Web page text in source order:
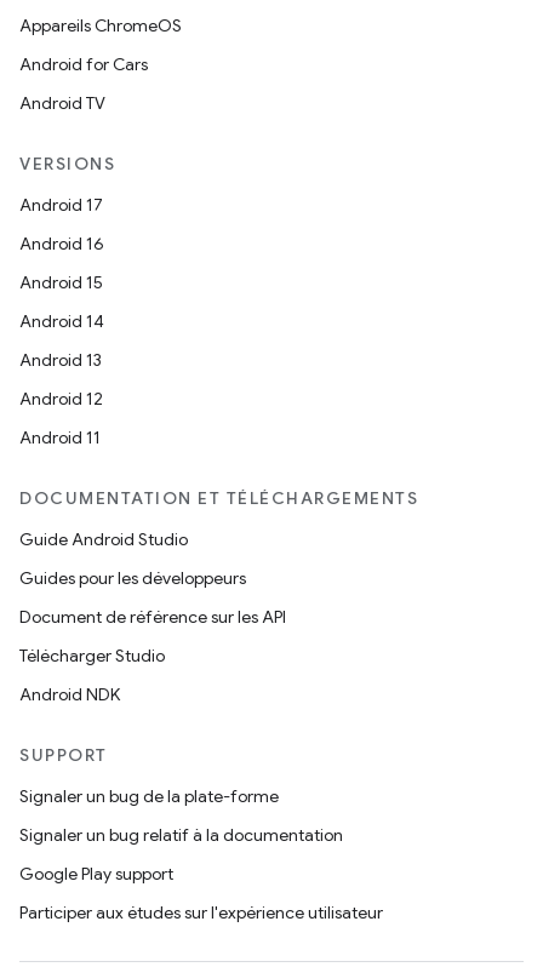
Appareils ChromeOS
Android for Cars
Android TV
VERSIONS
Android 17
Android 16
Android 15
Android 14
Android 13
Android 12
Android 11
DOCUMENTATION ET TÉLÉCHARGEMENTS
Guide Android Studio
Guides pour les développeurs
Document de référence sur les API
Télécharger Studio
Android NDK
SUPPORT
Signaler un bug de la plate-forme
Signaler un bug relatif à la documentation
Google Play support
Participer aux études sur l'expérience utilisateur